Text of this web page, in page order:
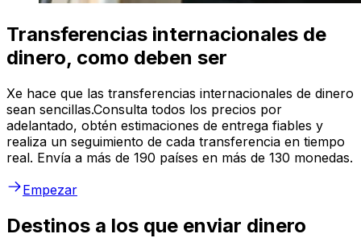
Transferencias internacionales de
dinero, como deben ser
Xe hace que las transferencias internacionales de dinero
sean sencillas.Consulta todos los precios por
adelantado, obtén estimaciones de entrega fiables y
realiza un seguimiento de cada transferencia en tiempo
real. Envía a más de 190 países en más de 130 monedas.
Empezar
Destinos a los que enviar dinero